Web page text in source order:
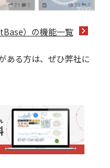
）の機能一覧
ある方は、ぜひ弊社に